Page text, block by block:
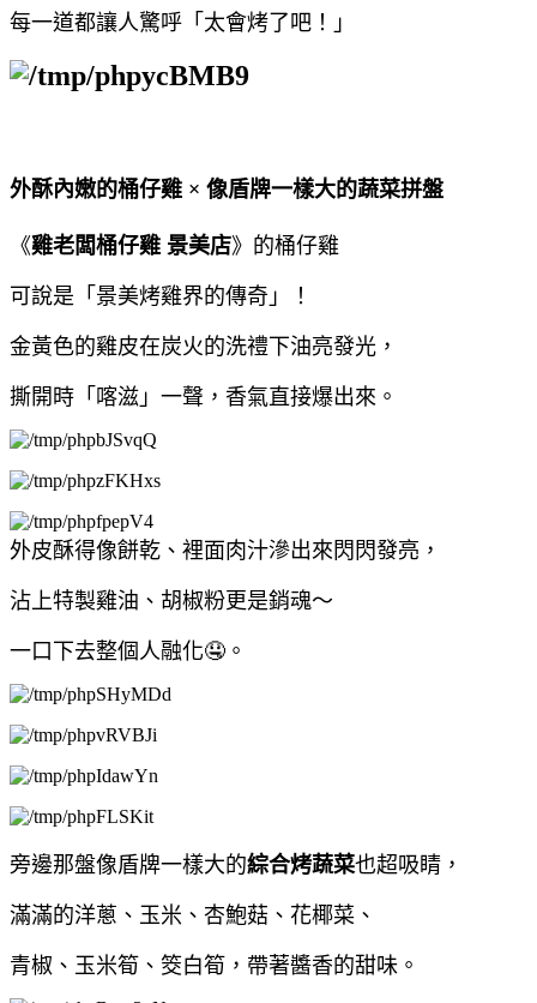
每一道都讓人驚呼「太會烤了吧！」
外酥內嫩的桶仔雞 × 像盾牌一樣大的蔬菜拼盤
《雞老闆桶仔雞 景美店》的桶仔雞
可說是「景美烤雞界的傳奇」！
金黃色的雞皮在炭火的洗禮下油亮發光，
撕開時「喀滋」一聲，香氣直接爆出來。
外皮酥得像餅乾、裡面肉汁滲出來閃閃發亮，
沾上特製雞油、胡椒粉更是銷魂～
一口下去整個人融化🤤。
旁邊那盤像盾牌一樣大的綜合烤蔬菜也超吸睛，
滿滿的洋蔥、玉米、杏鮑菇、花椰菜、
青椒、玉米筍、筊白筍，帶著醬香的甜味。